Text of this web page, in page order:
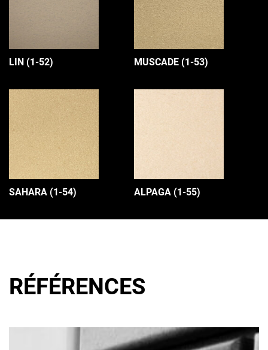
LIN (1-52) MUSCADE (1-53)
SAHARA (1-54) ALPAGA (1-55)
RÉFÉRENCES